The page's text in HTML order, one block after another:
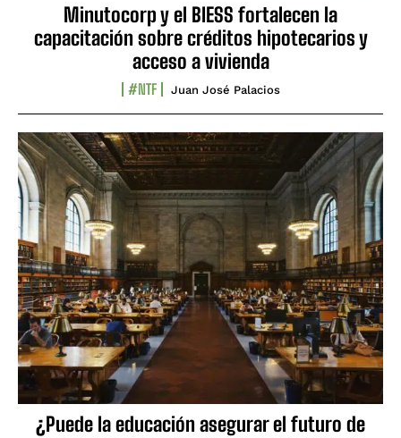
Minutocorp y el BIESS fortalecen la
capacitación sobre créditos hipotecarios y
acceso a vivienda
#NTF Juan José Palacios
¿Puede la educación asegurar el futuro de